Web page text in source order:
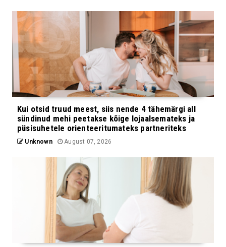
Kui otsid truud meest, siis nende 4 tähemärgi all
sündinud mehi peetakse kõige lojaalsemateks ja
püsisuhetele orienteeritumateks partneriteks
Unknown August 07, 2026